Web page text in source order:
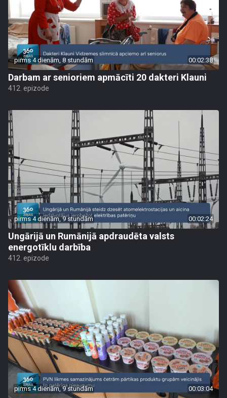
pirms 4 dienām, 8 stundām 00:02:38
Darbam ar senioriem apmācīti 20 dakteri Klauni
412. epizode
pirms 4 dienām, 9 stundām 00:02:24
Ungārijā un Rumānijā apdraudēta valsts
energotīklu darbība
412. epizode
pirms 4 dienām, 9 stundām 00:03:04